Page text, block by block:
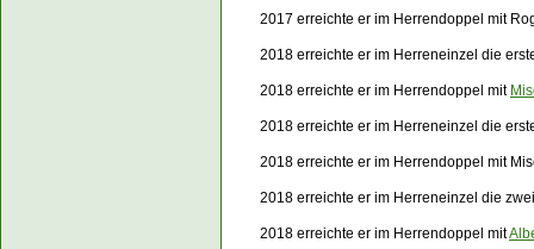
2017 erreichte er im Herrendoppel mit
2018 erreichte er im Herreneinzel die
2018 erreichte er im Herrendoppel mit
2018 erreichte er im Herreneinzel die
2018 erreichte er im Herrendoppel mit
2018 erreichte er im Herreneinzel die
2018 erreichte er im Herrendoppel mit